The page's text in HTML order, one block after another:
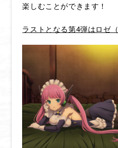
楽しむことができます！
ラストとなる第4弾はロゼ